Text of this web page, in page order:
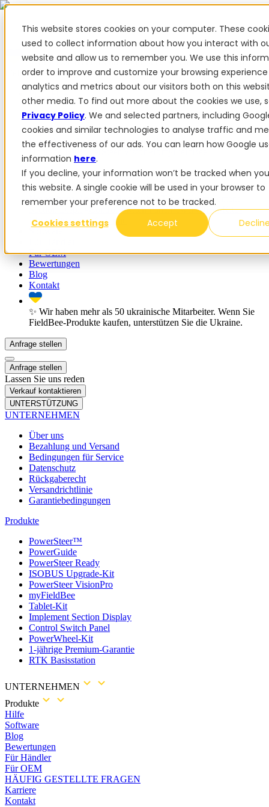
This website stores cookies on your computer. These
used to collect information about how you interact with
website and allow us to remember you. We use this
order to improve and customize your browsing
analytics and metrics about our visitors both on this
other media. To find out more about the cookies we use,
Privacy Policy. We and selected partners, including
cookies and similar technologies to analyse traffic and
the effectiveness of our ads. You can learn how Google
information here.
If you decline, your information won’t be tracked when
this website. A single cookie will be used in your browser to
remember your preference not to be tracked.
Cookies settings
Accept
✨ Wir haben mehr als 50 ukrainische Mitarbeiter. Wenn Sie
FieldBee-Produkte kaufen, unterstützen Sie die Ukraine.
Produkte
Produkte
PowerSteer™PowerSteer ReadyPowerGuideISOBUS
Add-ons
Navigations-AppRTK BasisstationTablet-KitImplement
Section Display
Control Switch PanelPowerWheel-Kit1-
jährige Premium-Garantie
Für OEM
Bewertungen
Blog
Kontakt
✨ Wir haben mehr als 50 ukrainische Mitarbeiter. Wenn Sie
FieldBee-Produkte kaufen, unterstützen Sie die Ukraine.
Anfrage stellen
Anfrage stellen
Lassen Sie uns reden
Verkauf kontaktieren
UNTERSTÜTZUNG
UNTERNEHMEN
Über uns
Bezahlung und Versand
Bedingungen für Service
Datenschutz
Rückgaberecht
Versandrichtlinie
Garantiebedingungen
Produkte
PowerSteer™
PowerGuide
PowerSteer Ready
ISOBUS Upgrade-Kit
PowerSteer VisionPro
myFieldBee
Tablet-Kit
Implement Section Display
Control Switch Panel
PowerWheel-Kit
1-jährige Premium-Garantie
RTK Basisstation
UNTERNEHMEN
Produkte
Hilfe
Software
Blog
Bewertungen
Für Händler
Für OEM
HÄUFIG GESTELLTE FRAGEN
Karriere
Kontakt